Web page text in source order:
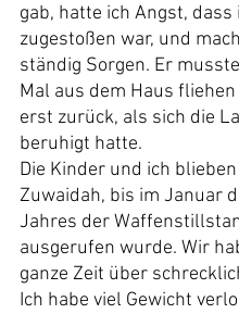
gab, hatte ich Angst, dass
zugestoßen war, und
ständig Sorgen. Er
Mal aus dem Haus
erst zurück, als sich die
beruhigt hatte.
Die Kinder und ich
Zuwaidah, bis im Januar
Jahres der
ausgerufen wurde. Wir
ganze Zeit über
Ich habe viel Gewicht